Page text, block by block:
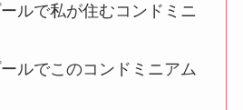
ルで私が住むコンドミニ
ルでこのコンドミニアム